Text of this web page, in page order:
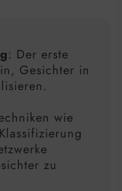
: Der erste
Gesichter in
wie
zu